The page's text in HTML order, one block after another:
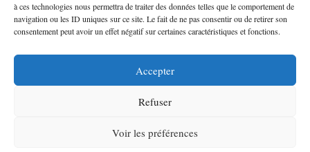
à ces technologies nous permettra de traiter des données telles que le comportement de
navigation ou les ID uniques sur ce site. Le fait de ne pas consentir ou de retirer son
consentement peut avoir un effet négatif sur certaines caractéristiques et fonctions.
Accepter
Refuser
Voir les préférences
Skinbooster
Profhilo
HIFU visage
Hyaluronique à Saint Germain en Laye- Yvelines
GeneratePress